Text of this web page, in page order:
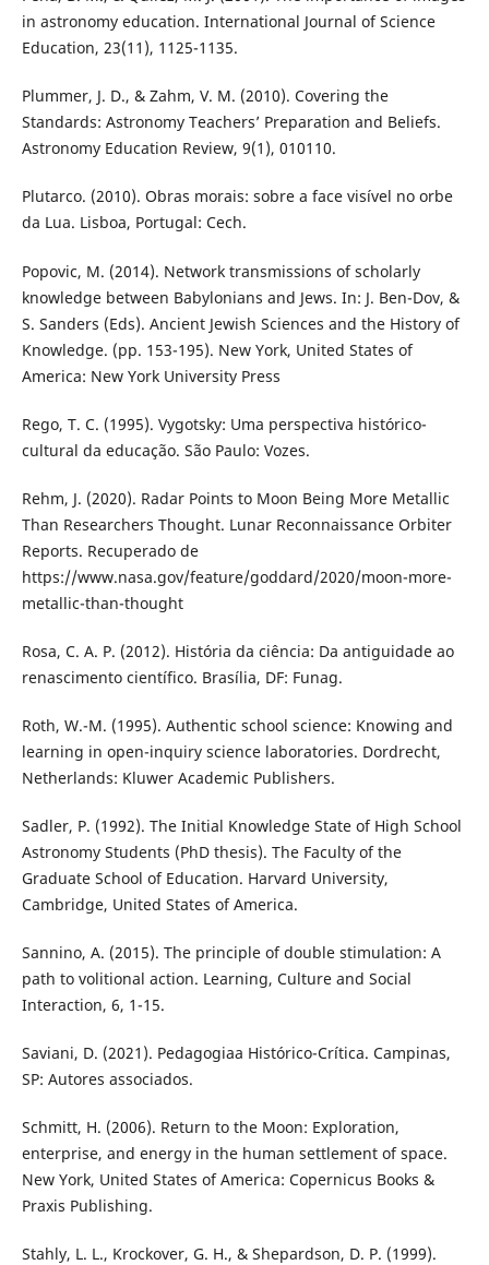
in astronomy education. International Journal of Science
Education, 23(11), 1125-1135.
Plummer, J. D., & Zahm, V. M. (2010). Covering the
Standards: Astronomy Teachers’ Preparation and Beliefs.
Astronomy Education Review, 9(1), 010110.
Plutarco. (2010). Obras morais: sobre a face visível no orbe
da Lua. Lisboa, Portugal: Cech.
Popovic, M. (2014). Network transmissions of scholarly
knowledge between Babylonians and Jews. In: J. Ben-Dov, &
S. Sanders (Eds). Ancient Jewish Sciences and the History of
Knowledge. (pp. 153-195). New York, United States of
America: New York University Press
Rego, T. C. (1995). Vygotsky: Uma perspectiva histórico-
cultural da educação. São Paulo: Vozes.
Rehm, J. (2020). Radar Points to Moon Being More Metallic
Than Researchers Thought. Lunar Reconnaissance Orbiter
Reports. Recuperado de
https://www.nasa.gov/feature/goddard/2020/moon-more-
metallic-than-thought
Rosa, C. A. P. (2012). História da ciência: Da antiguidade ao
renascimento científico. Brasília, DF: Funag.
Roth, W.-M. (1995). Authentic school science: Knowing and
learning in open-inquiry science laboratories. Dordrecht,
Netherlands: Kluwer Academic Publishers.
Sadler, P. (1992). The Initial Knowledge State of High School
Astronomy Students (PhD thesis). The Faculty of the
Graduate School of Education. Harvard University,
Cambridge, United States of America.
Sannino, A. (2015). The principle of double stimulation: A
path to volitional action. Learning, Culture and Social
Interaction, 6, 1-15.
Saviani, D. (2021). Pedagogiaa Histórico-Crítica. Campinas,
SP: Autores associados.
Schmitt, H. (2006). Return to the Moon: Exploration,
enterprise, and energy in the human settlement of space.
New York, United States of America: Copernicus Books &
Praxis Publishing.
Stahly, L. L., Krockover, G. H., & Shepardson, D. P. (1999).